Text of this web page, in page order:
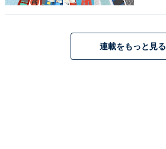
連載をもっと見る